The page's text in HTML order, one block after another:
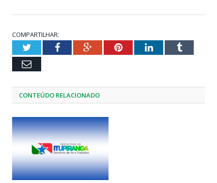
COMPARTILHAR:
TwitterFacebookGoogle+PinterestLinkedInTumblr
Email
CONTEÚDO RELACIONADO